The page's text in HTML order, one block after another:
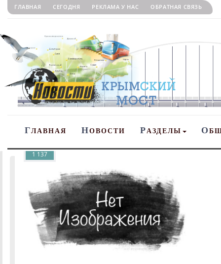
ГЛАВНАЯ СЕГОДНЯ РЕКЛАМА У НАС ОБРАТНАЯ СВЯЗЬ
ГЛАВНАЯ НОВОСТИ РАЗДЕЛЫ О
1 137